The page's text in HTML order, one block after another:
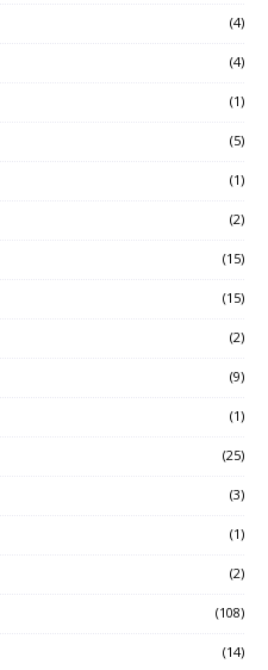
(4)
(4)
(1)
(5)
(1)
(2)
(15)
(15)
(2)
(9)
(1)
(25)
(3)
(1)
(2)
(108)
(14)